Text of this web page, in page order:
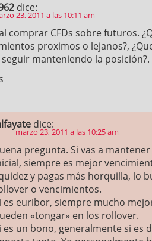
dice:
23, 2011 a las 10:11 am
comprar CFDs sobre futuros.
proximos o lejanos?,
manteniendo la posición?.
dice:
marzo 23, 2011 a las 10:25 am
pregunta. Si vas a
siempre es mejor
y pagas más horquilla, lo
o vencimientos.
es euribor, siempre mucho
«tongar» en los rollover.
es un bono, generalmente si es